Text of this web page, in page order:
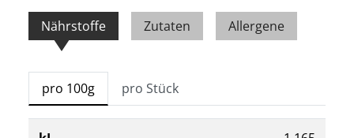
Nährstoffe Zutaten Allergene
pro 100g pro Stück